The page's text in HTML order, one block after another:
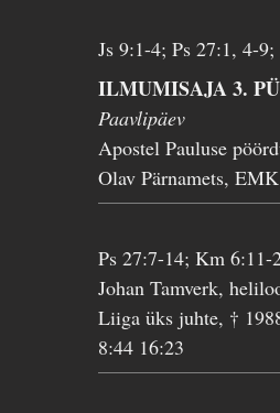
Js 9:1-4; Ps 27:1, 4-
ILMUMISAJA 3.
Paavlipäev
Apostel Pauluse
Olav Pärnamets,
Ps 27:7-14; Km
Johan Tamverk,
Liiga üks juhte, †
8:44 16:23